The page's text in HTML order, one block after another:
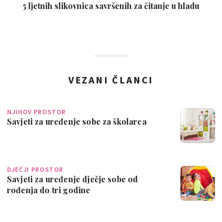
5 ljetnih slikovnica savršenih za čitanje u hladu
VEZANI ČLANCI
NJIHOV PROSTOR
Savjeti za uređenje sobe za školarca
DJEČJI PROSTOR
Savjeti za uređenje dječje sobe od
rođenja do tri godine